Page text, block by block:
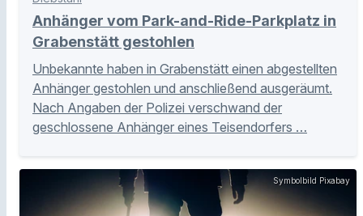
Anhänger vom Park-and-Ride-Parkplatz in
Grabenstätt gestohlen
Unbekannte haben in Grabenstätt einen abgestellten
Anhänger gestohlen und anschließend ausgeräumt.
Nach Angaben der Polizei verschwand der
geschlossene Anhänger eines Teisendorfers …
Symbolbild Pixabay